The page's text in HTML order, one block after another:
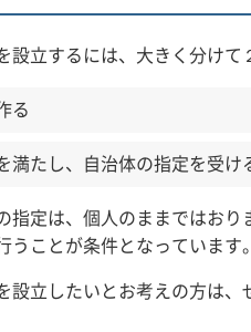
設立するには、大きく分けて
る
満たし、自治体の指定を受け
指定は、個人のままではおり
うことが条件となっています。
設立したいとお考えの方は